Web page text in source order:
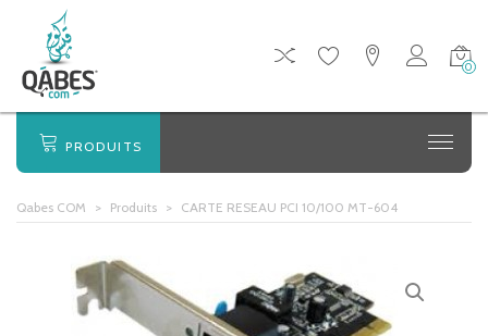
0
PRODUITS
Qabes COM > Produits > CARTE RESEAU PCI 10/100 MT-604